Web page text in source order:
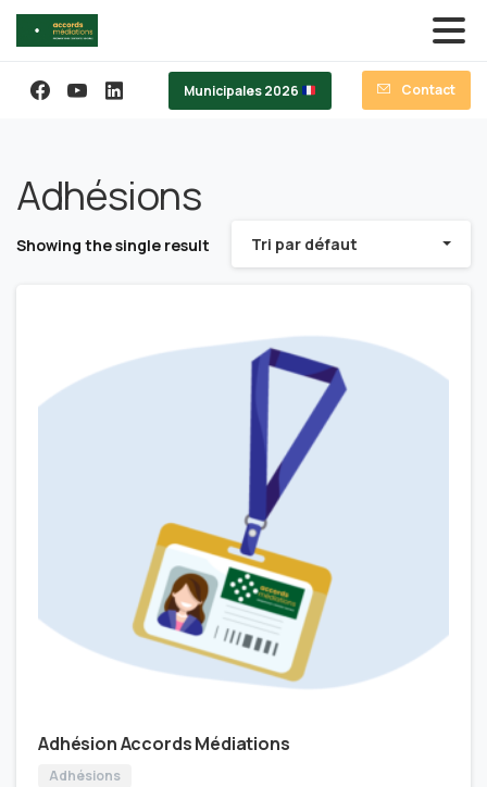
Municipales 2026 Contact
Adhésions
Showing the single result Tri par défaut
Adhésion Accords Médiations
Adhésions